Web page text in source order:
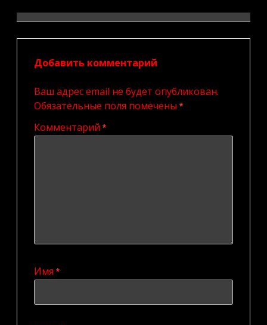
Добавить комментарий
Ваш адрес email не будет опубликован.
Обязательные поля помечены *
Комментарий *
Имя *